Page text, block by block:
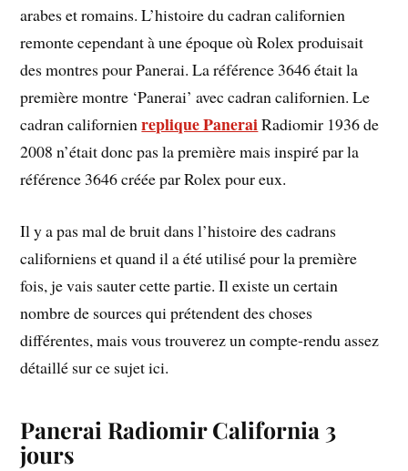
arabes et romains. L’histoire du cadran californien
remonte cependant à une époque où Rolex produisait
des montres pour Panerai. La référence 3646 était la
première montre ‘Panerai’ avec cadran californien. Le
cadran californienreplique PaneraiRadiomir 1936 de
2008 n’était donc pas la première mais inspiré par la
référence 3646 créée par Rolex pour eux.
Il y a pas mal de bruit dans l’histoire des cadrans
californiens et quand il a été utilisé pour la première
fois, je vais sauter cette partie. Il existe un certain
nombre de sources qui prétendent des choses
différentes, mais vous trouverez un compte-rendu assez
détaillé sur ce sujet ici.
Panerai Radiomir California 3
jours